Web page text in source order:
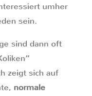
umher
sein.
sind dann oft
zeigt sich auf
normale